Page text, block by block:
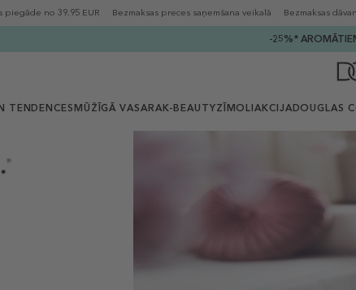
piegāde no 39.95 EUR Bezmaksas preces saņemšana veikalā Bezmaksas
-25%*
TENDENCES MŪŽĪGĀ VASARAK-BEAUTYZĪMOLIAKCIJADOUGLAS